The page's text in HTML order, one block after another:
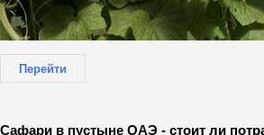
Перейти
Сафари в пустыне ОАЭ - стоит ли